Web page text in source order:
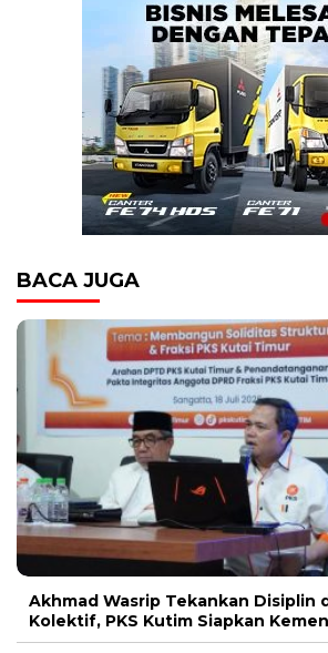
BACA JUGA
Akhmad Wasrip Tekankan Disiplin
Kolektif, PKS Kutim Siapkan